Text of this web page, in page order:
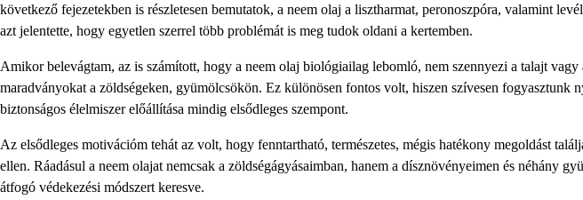
következő fejezetekben is részletesen bemutatok, a neem olaj a lisztharmat, peronoszpóra, valamint
azt jelentette, hogy egyetlen szerrel több problémát is meg tudok oldani a kertemben.
Amikor belevágtam, az is számított, hogy a neem olaj biológiailag lebomló, nem szennyezi a talajt vagy
maradványokat a zöldségeken, gyümölcsökön. Ez különösen fontos volt, hiszen szívesen fogyasztunk
biztonságos élelmiszer előállítása mindig elsődleges szempont.
Az elsődleges motivációm tehát az volt, hogy fenntartható, természetes, mégis hatékony megoldást
ellen. Ráadásul a neem olajat nemcsak a zöldségágyásaimban, hanem a dísznövényeimen és néhány
átfogó védekezési módszert keresve.